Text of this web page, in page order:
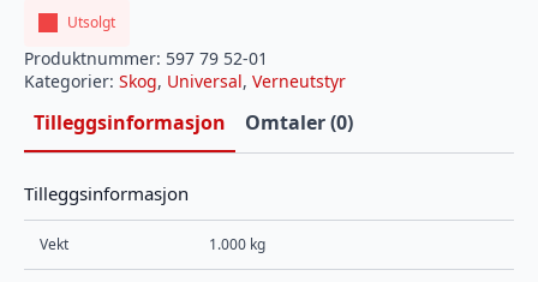
189kr.
179kr.Utsolgt
Produktnummer: 597 79 52-01
Kategorier: Skog, Universal, Verneutstyr
Tilleggsinformasjon Omtaler (0)
Tilleggsinformasjon
Vekt 1.000 kg